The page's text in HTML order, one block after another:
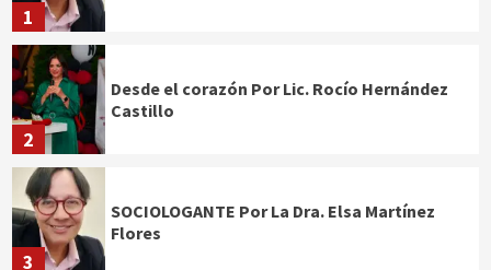
1
2
Desde el corazón Por Lic. Rocío Hernández
Castillo
3
SOCIOLOGANTE Por La Dra. Elsa Martínez
Flores